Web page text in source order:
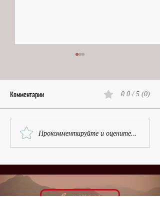
Остров, Белая гвардия и
номинация | Василий Врангель,
кинобиография
Комментарии 0.0 / 5 (0)
Прокомментируйте и оцените...